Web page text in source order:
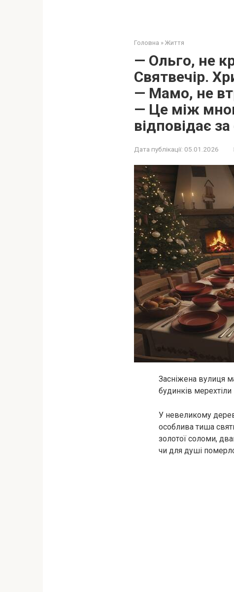
Головна » Життя
— Ольго, не
Святвечір.
— Мамо, не
— Це між
відповідає
Дата публікації: 05.01.2026
Засніжена вулиця
будинків
У невеликому
особлива тиша
золотої соломи,
чи для душі